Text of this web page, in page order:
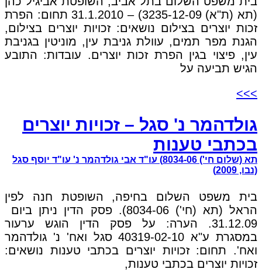
(תא (ת"א) 3235-12-09) – 31.1.2010 תחום: הפרת
זכות יוצרים בצילום נושאים: זכויות יוצרים בצילום,
הגנת מפר תמים, עוולת גניבת עין, מוניטין בגניבת
עין, פיצוי בגין הפרת זכות יוצרים. עובדות: התובע
הגיש תביעה על
>>>
גולדהמר נ' סגל – זכויות יוצרים
בכתבי טענות
תא (שלום חי') 8034-06) עו"ד אבי גולדהמר נ' עו"ד יוסף סגל
(נבו, 2009)
בית משפט השלום בחיפה, השופטת חנה לפין
הראל (תא (חי') 8034-06). פסק הדין ניתן ביום
31.12.09. הערה: על פסק הדין הוגש ערעור
במסגרת ע"א 40319-02-10 סגל ואח' נ' גולדהמר
ואח'. תחום: זכויות יוצרים בכתבי טענות נושאים:
זכויות יוצרים בכתבי טענות,